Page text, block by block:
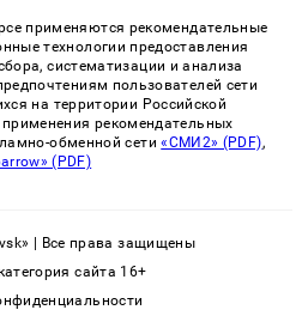
применяются рекомендательные
технологии предоставления
систематизации и анализа
пользователей сети
на территории Российской
рекомендательных
обменной сети«СМИ2» (PDF),
(PDF)
| Все права защищены
сайта 16+